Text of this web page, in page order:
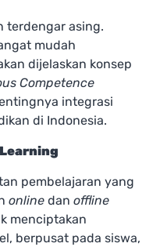
terdengar asing.
mudah
dijelaskan konsep
Competence
integrasi
di Indonesia.
pembelajaran yang
online dan offline
menciptakan
berpusat pada siswa,